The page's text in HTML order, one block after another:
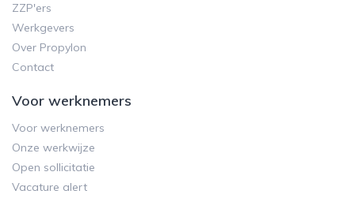
ZZP'ers
Werkgevers
Over Propylon
Contact
Voor werknemers
Voor werknemers
Onze werkwijze
Open sollicitatie
Vacature alert